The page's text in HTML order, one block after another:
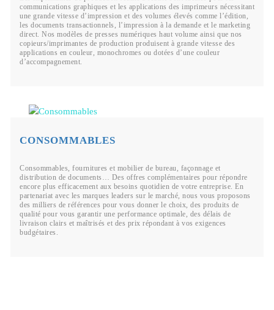
communications graphiques et les applications des imprimeurs nécessitant
une grande vitesse d’impression et des volumes élevés comme l’édition,
les documents transactionnels, l’impression à la demande et le marketing
direct. Nos modèles de presses numériques haut volume ainsi que nos
copieurs/imprimantes de production produisent à grande vitesse des
applications en couleur, monochromes ou dotées d’une couleur
d’accompagnement.
CONSOMMABLES
Consommables, fournitures et mobilier de bureau, façonnage et
distribution de documents… Des offres complémentaires pour répondre
encore plus efficacement aux besoins quotidien de votre entreprise. En
partenariat avec les marques leaders sur le marché, nous vous proposons
des milliers de références pour vous donner le choix, des produits de
qualité pour vous garantir une performance optimale, des délais de
livraison clairs et maîtrisés et des prix répondant à vos exigences
budgétaires.